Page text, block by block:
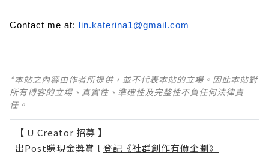
Contact me at: lin.katerina1@gmail.com
*本站之內容由作者所提供，並不代表本站的立場。因此本站對
所有博客的立場、真實性、準確性及完整性不負任何法律責
任。
【 U Creator 招募 】
出Post賺現金獎賞 l 登記《社群創作有價企劃》